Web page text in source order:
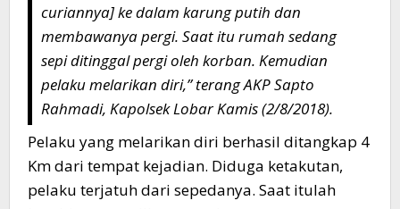
curiannya] ke dalam karung putih dan
membawanya pergi. Saat itu rumah sedang
sepi ditinggal pergi oleh korban. Kemudian
pelaku melarikan diri,” terang AKP Sapto
Rahmadi, Kapolsek Lobar Kamis (2/8/2018).
Pelaku yang melarikan diri berhasil ditangkap 4
Km dari tempat kejadian. Diduga ketakutan,
pelaku terjatuh dari sepedanya. Saat itulah